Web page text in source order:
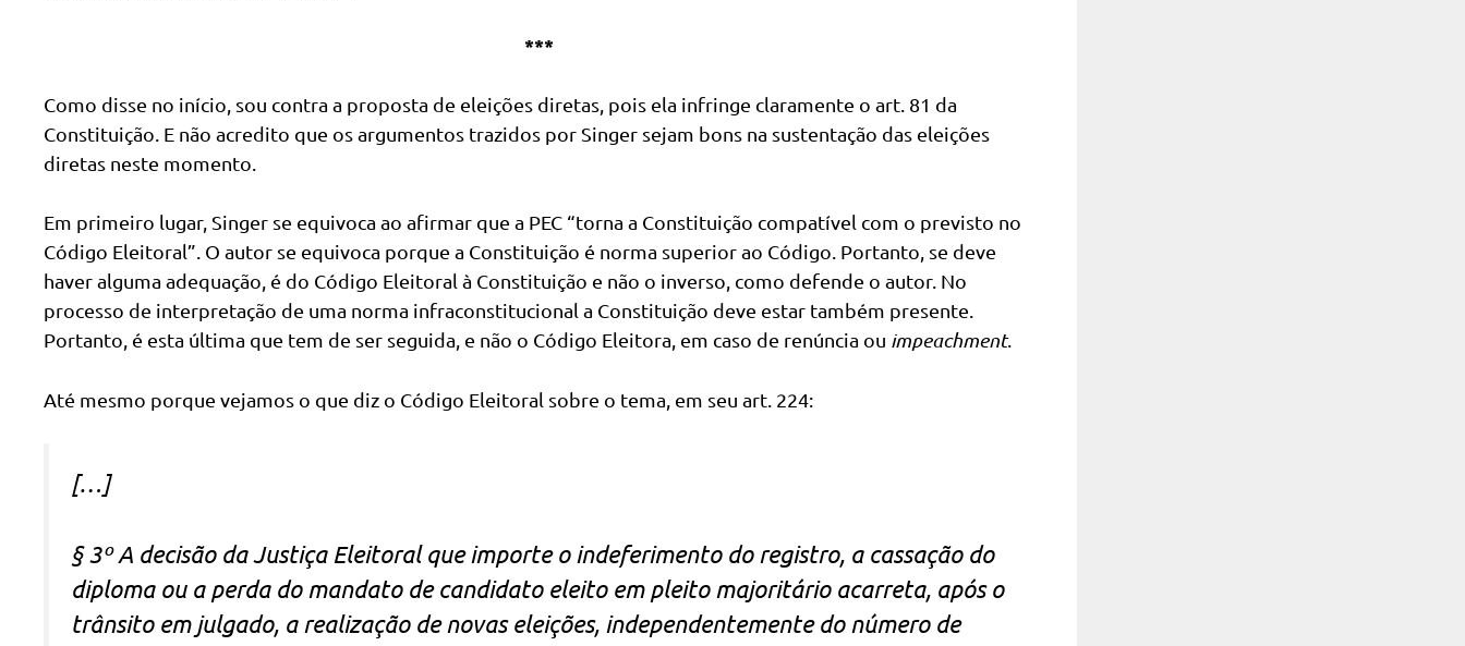
***
Como disse no início, sou contra a proposta de eleições diretas, pois ela infringe claramente o art. 81 da
Constituição. E não acredito que os argumentos trazidos por Singer sejam bons na sustentação das eleições
diretas neste momento.
Em primeiro lugar, Singer se equivoca ao afirmar que a PEC “torna a Constituição compatível com o previsto no
Código Eleitoral”. O autor se equivoca porque a Constituição é norma superior ao Código. Portanto, se deve
haver alguma adequação, é do Código Eleitoral à Constituição e não o inverso, como defende o autor. No
processo de interpretação de uma norma infraconstitucional a Constituição deve estar também presente.
Portanto, é esta última que tem de ser seguida, e não o Código Eleitora, em caso de renúncia ou impeachment.
Até mesmo porque vejamos o que diz o Código Eleitoral sobre o tema, em seu art. 224:
[…]
§ 3º A decisão da Justiça Eleitoral que importe o indeferimento do registro, a cassação do
diploma ou a perda do mandato de candidato eleito em pleito majoritário acarreta, após o
trânsito em julgado, a realização de novas eleições, independentemente do número de